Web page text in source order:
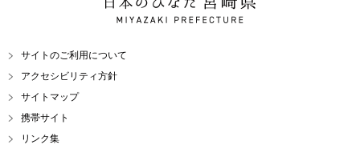
MIYAZAKI PREFECTURE
サイトのご利用について
アクセシビリティ方針
サイトマップ
携帯サイト
リンク集